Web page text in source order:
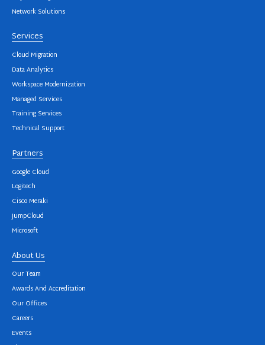
Network Solutions
Services
Cloud Migration
Data Analytics
Workspace Modernization
Managed Services
Training Services
Technical Support
Partners
Google Cloud
Logitech
Cisco Meraki
JumpCloud
Microsoft
About Us
Our Team
Awards And Accreditation
Our Offices
Careers
Events